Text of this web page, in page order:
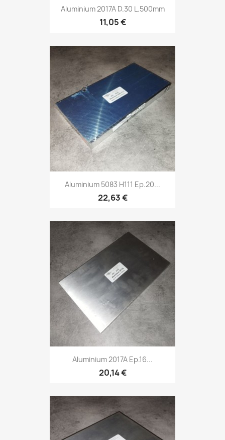
Aluminium 2017A D.30 L.500mm
11,05 €
Aluminium 5083 H111 Ep.20...
22,63 €
Aluminium 2017A Ep.16...
20,14 €